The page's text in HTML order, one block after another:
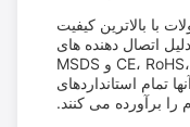
کیفیت
دهنده های
سفارشی ما توسط CE، RoHS، REACH، COC و MSDS
استانداردهای
می کنند.